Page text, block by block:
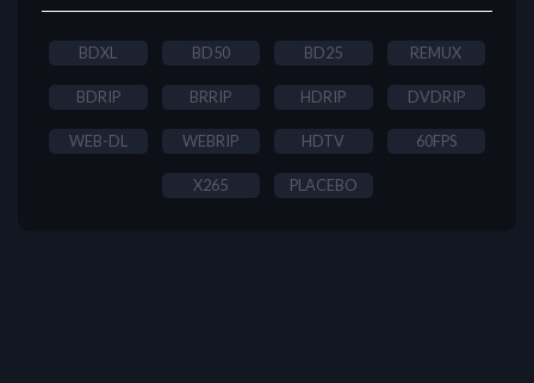
BDXL BD50 BD25 REMUX
BDRIP BRRIP HDRIP DVDRIP
WEB-DL WEBRIP HDTV 60FPS
X265 PLACEBO